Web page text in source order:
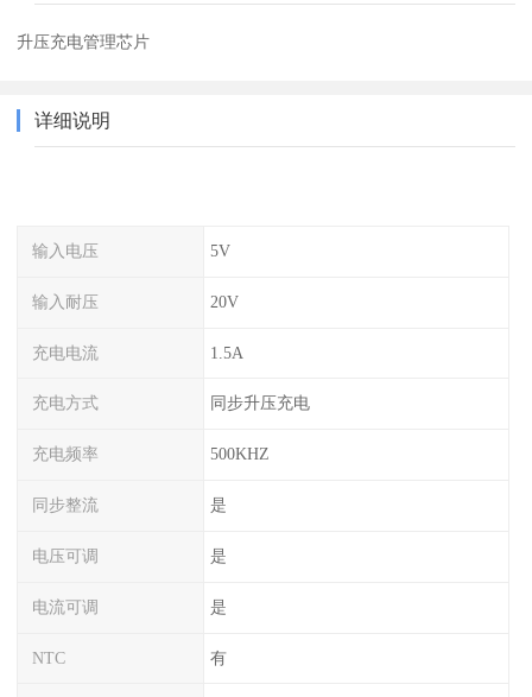
升压充电管理芯片
详细说明
输入电压 5V
输入耐压 20V
充电电流 1.5A
充电方式 同步升压充电
充电频率 500KHZ
同步整流 是
电压可调 是
电流可调 是
NTC 有